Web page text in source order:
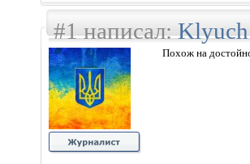
#1 написал:Klyuch
Похож на